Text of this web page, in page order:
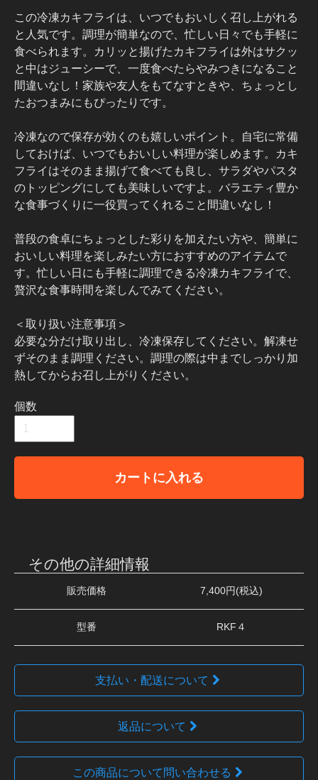
この冷凍カキフライは、いつでもおいしく召し上がれる
と人気です。調理が簡単なので、忙しい日々でも手軽に
食べられます。カリッと揚げたカキフライは外はサクッ
と中はジューシーで、一度食べたらやみつきになること
間違いなし！家族や友人をもてなすときや、ちょっとし
たおつまみにもぴったりです。
冷凍なので保存が効くのも嬉しいポイント。自宅に常備
しておけば、いつでもおいしい料理が楽しめます。カキ
フライはそのまま揚げて食べても良し、サラダやパスタ
のトッピングにしても美味しいですよ。バラエティ豊か
な食事づくりに一役買ってくれること間違いなし！
普段の食卓にちょっとした彩りを加えたい方や、簡単に
おいしい料理を楽しみたい方におすすめのアイテムで
す。忙しい日にも手軽に調理できる冷凍カキフライで、
贅沢な食事時間を楽しんでみてください。
＜取り扱い注意事項＞
必要な分だけ取り出し、冷凍保存してください。解凍せ
ずそのまま調理ください。調理の際は中までしっかり加
熱してからお召し上がりください。
個数
カートに入れる
その他の詳細情報
販売価格 7,400円(税込)
型番 RKF４
支払い・配送について
返品について
この商品について問い合わせる